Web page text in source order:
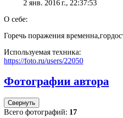
2 янв. 2016 г., 22:37:53
О себе:
Горечь поражения
Используемая техника:
https://foto.ru/users/22050
Фотографии автора
Свернуть
Всего фотографий: 17